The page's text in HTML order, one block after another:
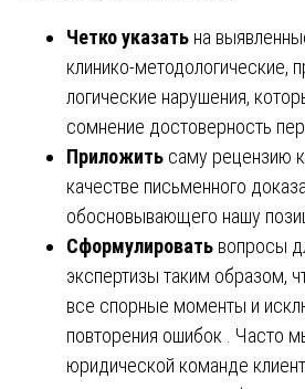
Четко указать на
клинико-методологические,
логические нарушения,
сомнение достоверность
Приложить саму рецензию
качестве письменного
обосновывающего нашу
Сформулировать вопросы
экспертизы таким образом,
все спорные моменты и
повторения ошибок . Часто
юридической команде